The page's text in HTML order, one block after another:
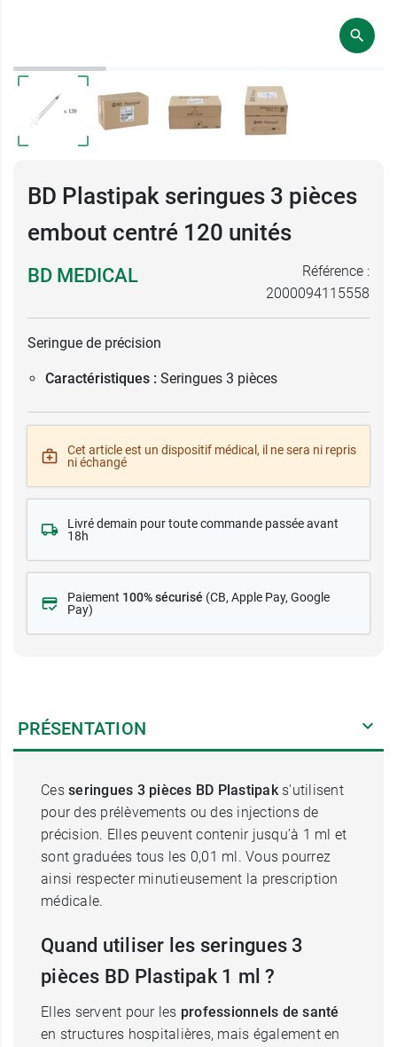
BD Plastipak seringues 3 pièces
embout centré 120 unités
BD MEDICAL
Référence :
2000094115558
Seringue de précision
Caractéristiques : Seringues 3 pièces
Cet article est un dispositif médical, il ne sera ni repris
ni échangé
Livré demain pour toute commande passée avant
18h
Paiement 100% sécurisé (CB, Apple Pay, Google
Pay)
PRÉSENTATION
Ces seringues 3 pièces BD Plastipaks'utilisent
pour des prélèvements ou des injections de
précision. Elles peuvent contenir jusqu’à 1 ml et
sont graduées tous les 0,01 ml. Vous pourrez
ainsi respecter minutieusement la prescription
médicale.
Quand utiliser les seringues 3
pièces BD Plastipak 1 ml ?
Elles servent pour les professionnels de santé
en structures hospitalières, mais également en